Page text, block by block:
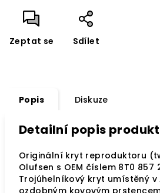
Zeptat se Sdílet
Popis Diskuze
Detailní popis
Originální kryt reproduktoru
Olufsen s OEM číslem 8T0 857
Trojúhelníkový kryt umístěný v
ozdobným kovovým